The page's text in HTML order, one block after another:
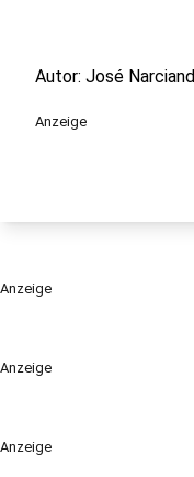
Anzeige
Anzeige
Autor: José
Anzeige
Anzeige